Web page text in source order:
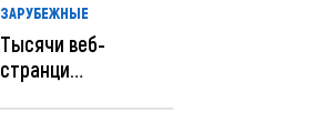
ЗАРУБЕЖНЫЕ
Тысячи веб-
странци